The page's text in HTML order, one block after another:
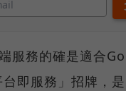
服務的確是適合
即服務」招牌，